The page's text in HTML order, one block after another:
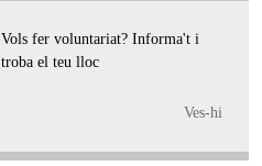
Vols fer voluntariat? Informa't i
troba el teu lloc
Ves-hi